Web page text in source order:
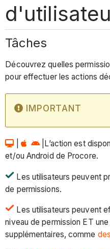
Tâches
Découvrez quelles
pour effectuer les actions
IMPORTANT
|L’action est
et/ou Android de Procore.
Les utilisateurs peuvent
de permissions.
Les utilisateurs peuvent
niveau de permission ET
supplémentaires, comme